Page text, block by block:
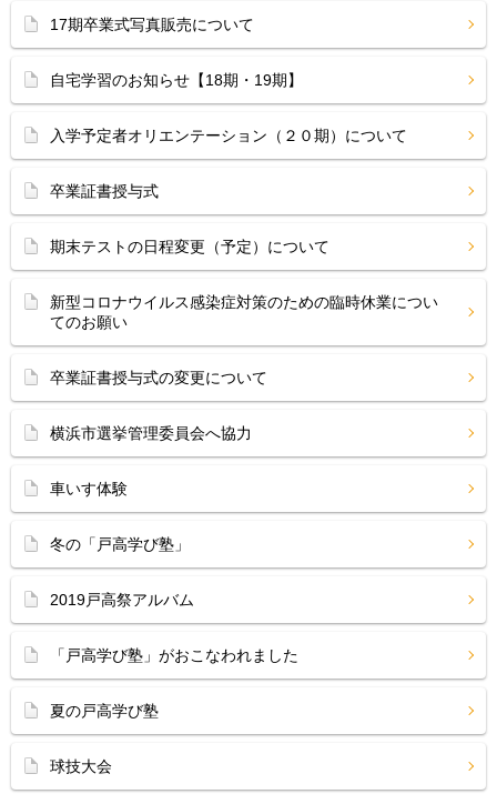
17期卒業式写真販売について
自宅学習のお知らせ【18期・19期】
入学予定者オリエンテーション（２０期）について
卒業証書授与式
期末テストの日程変更（予定）について
新型コロナウイルス感染症対策のための臨時休業につい
てのお願い
卒業証書授与式の変更について
横浜市選挙管理委員会へ協力
車いす体験
冬の「戸高学び塾」
2019戸高祭アルバム
「戸高学び塾」がおこなわれました
夏の戸高学び塾
球技大会